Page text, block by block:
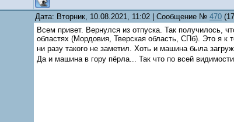
Дата: Вторник, 10.08.2021, 11:02 | Сообщение № 470
Всем привет. Вернулся из отпуска. Так получилось,
областях (Мордовия, Тверская область, СПб). Это я к
ни разу такого не заметил. Хоть и машина была
Да и машина в гору пёрла... Так что по всей